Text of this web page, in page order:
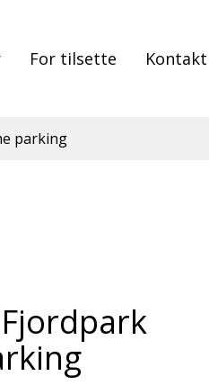
For tilsette
parking